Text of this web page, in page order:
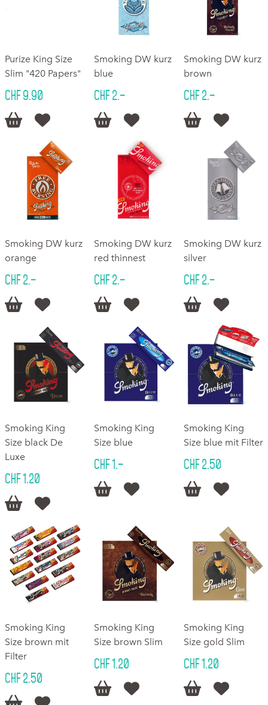
Purize King Size
Slim "420 Papers"
CHF 9.90
 
Smoking DW kurz
blue
CHF 2.–
 
Smoking DW kurz
brown
CHF 2.–
 
Smoking DW kurz
orange
CHF 2.–
 
Smoking DW kurz
red thinnest
CHF 2.–
 
Smoking DW kurz
silver
CHF 2.–
 
Smoking King
Size black De
Luxe
CHF 1.20
 
Smoking King
Size blue
CHF 1.–
 
Smoking King
Size blue mit Filter
CHF 2.50
 
Smoking King
Size brown mit
Filter
CHF 2.50
Smoking King
Size brown Slim
CHF 1.20
 
Smoking King
Size gold Slim
CHF 1.20
 